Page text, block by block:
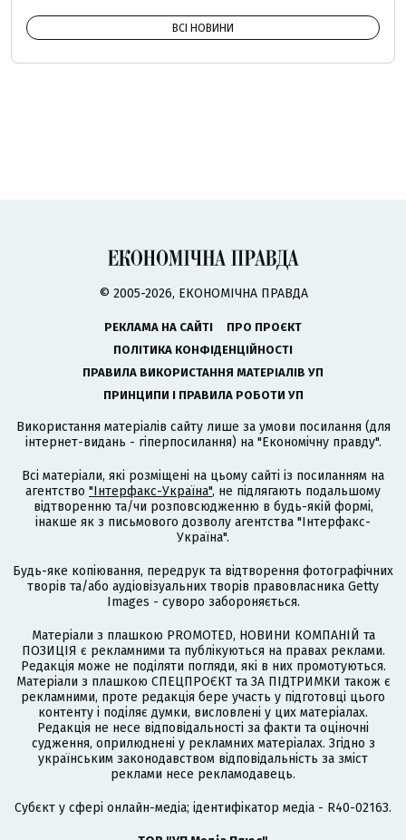
ВСІ НОВИНИ
© 2005-2026, ЕКОНОМІЧНА ПРАВДА
РЕКЛАМА НА САЙТІ
ПРО ПРОЄКТ
ПОЛІТИКА КОНФІДЕНЦІЙНОСТІ
ПРАВИЛА ВИКОРИСТАННЯ МАТЕРІАЛІВ УП
ПРИНЦИПИ І ПРАВИЛА РОБОТИ УП
Використання матеріалів сайту лише за умови посилання (для
інтернет-видань - гіперпосилання) на "Економічну правду".
Всі матеріали, які розміщені на цьому сайті із посиланням на
агентство "Інтерфакс-Україна", не підлягають подальшому
відтворенню та/чи розповсюдженню в будь-якій формі,
інакше як з письмового дозволу агентства "Інтерфакс-
Україна".
Будь-яке копіювання, передрук та відтворення фотографічних
творів та/або аудіовізуальних творів правовласника Getty
Images - суворо забороняється.
Матеріали з плашкою PROMOTED, НОВИНИ КОМПАНІЙ та
ПОЗИЦІЯ є рекламними та публікуються на правах реклами.
Редакція може не поділяти погляди, які в них промотуються.
Матеріали з плашкою СПЕЦПРОЄКТ та ЗА ПІДТРИМКИ також є
рекламними, проте редакція бере участь у підготовці цього
контенту і поділяє думки, висловлені у цих матеріалах.
Редакція не несе відповідальності за факти та оціночні
судження, оприлюднені у рекламних матеріалах. Згідно з
українським законодавством відповідальність за зміст
реклами несе рекламодавець.
Cубєкт у сфері онлайн-медіа; ідентифікатор медіа - R40-02163.